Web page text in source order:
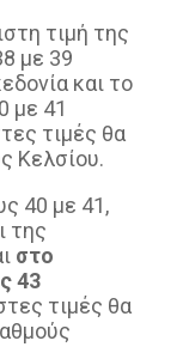
τιμή της
με 39
και το
με 41
τιμές θα
Κελσίου.
40 με 41,
της
στο
43
τιμές θα